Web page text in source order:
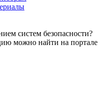
систем безопасности?
можно найти на портале